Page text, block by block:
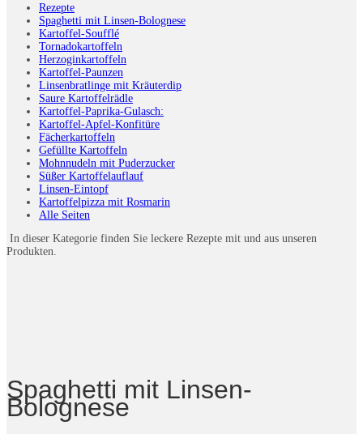
Rezepte
Spaghetti mit Linsen-Bolognese
Kartoffel-Soufflé
Tornadokartoffeln
Herzoginkartoffeln
Kartoffel-Paunzen
Linsenbratlinge mit Kräuterdip
Saure Kartoffelrädle
Kartoffel-Paprika-Gulasch:
Kartoffel-Apfel-Konfitüre
Fächerkartoffeln
Gefüllte Kartoffeln
Mohnnudeln mit Puderzucker
Süßer Kartoffelauflauf
Linsen-Eintopf
Kartoffelpizza mit Rosmarin
Alle Seiten
In dieser Kategorie finden Sie leckere Rezepte mit und aus unseren
Produkten.
Spaghetti mit Linsen-
Bolognese